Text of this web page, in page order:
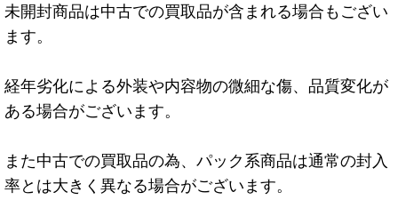
未開封商品は中古での買取品が含まれる場合もござい
ます。
経年劣化による外装や内容物の微細な傷、品質変化が
ある場合がございます。
また中古での買取品の為、パック系商品は通常の封入
率とは大きく異なる場合がございます。